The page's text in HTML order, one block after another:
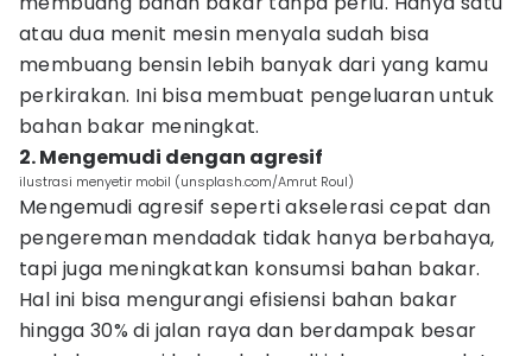
atau dua menit mesin menyala sudah bisa
membuang bensin lebih banyak dari yang kamu
perkirakan. Ini bisa membuat pengeluaran untuk
bahan bakar meningkat.
2. Mengemudi dengan agresif
ilustrasi menyetir mobil (unsplash.com/Amrut Roul)
Mengemudi agresif seperti akselerasi cepat dan
pengereman mendadak tidak hanya berbahaya,
tapi juga meningkatkan konsumsi bahan bakar.
Hal ini bisa mengurangi efisiensi bahan bakar
hingga 30% di jalan raya dan berdampak besar